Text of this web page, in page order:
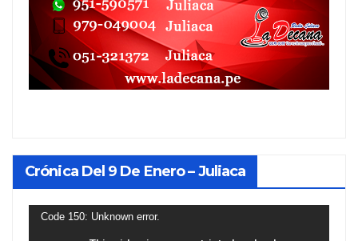
Crónica Del 9 De Enero – Juliaca
Reproductor
Code 150: Unknown error.